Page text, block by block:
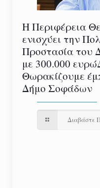
Η Περιφέρεια
ενισχύει την
Προστασία του
με 300.000
Θωρακίζουμε
Δήμο Σοφάδων
Διαβάστε